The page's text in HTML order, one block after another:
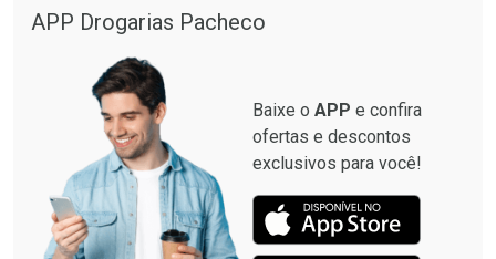
APP Drogarias Pacheco
Baixe o APP e confira
ofertas e descontos
exclusivos para você!